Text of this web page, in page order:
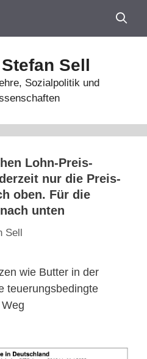
Sell
Sozialpolitik und
Lohn-Preis-
nur die Preis-
oben. Für die
unten
Sell
wie Butter in der
teuerungsbedingte